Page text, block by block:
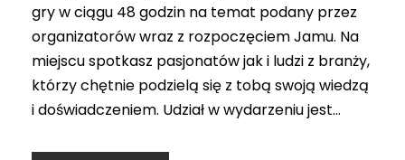
gry w ciągu 48 godzin na temat podany przez
organizatorów wraz z rozpoczęciem Jamu. Na
miejscu spotkasz pasjonatów jak i ludzi z branży,
którzy chętnie podzielą się z tobą swoją wiedzą
i doświadczeniem. Udział w wydarzeniu jest...